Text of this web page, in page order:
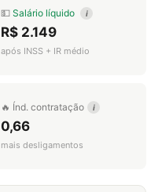
💵 Salário líquido i
R$ 2.149
após INSS + IR médio
🔥 Índ. contratação i
0,66
mais desligamentos